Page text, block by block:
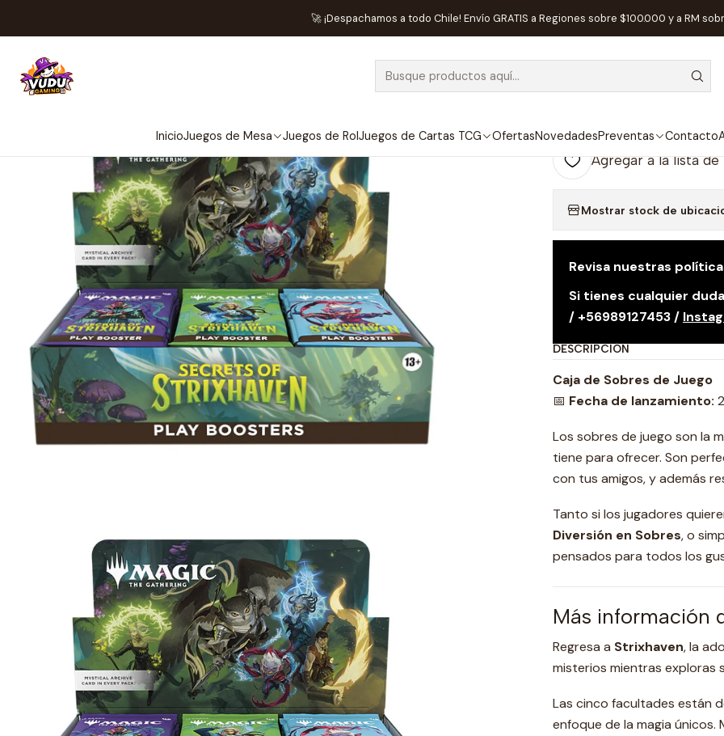
InicioJuegos de Mesa Juegos de RolJuegos de Cartas TCG OfertasNovedadesPreventas Contacto
🚀 ¡Despachamos a todo Chile! Envío GRATIS a Regiones sobre $100.000 y a RM
Magic The Gathering Preventas Magic The Gathering Preventa - MTG -
AGOTADO
Preventa -
Agregar a la lista
Mostrar stock de
Revisa nuestras
Si tienes cualquier
/ +56989127453 /
DESCRIPCIÓN
Caja de Sobres de Juego
📅 Fecha de lanzamiento:
Los sobres de juego son la
tiene para ofrecer. Son
con tus amigos, y además
Tanto si los jugadores
Diversión en Sobres, o
pensados para todos los
Más información
Regresa a Strixhaven, la
misterios mientras exploras
Las cinco facultades están
enfoque de la magia únicos.